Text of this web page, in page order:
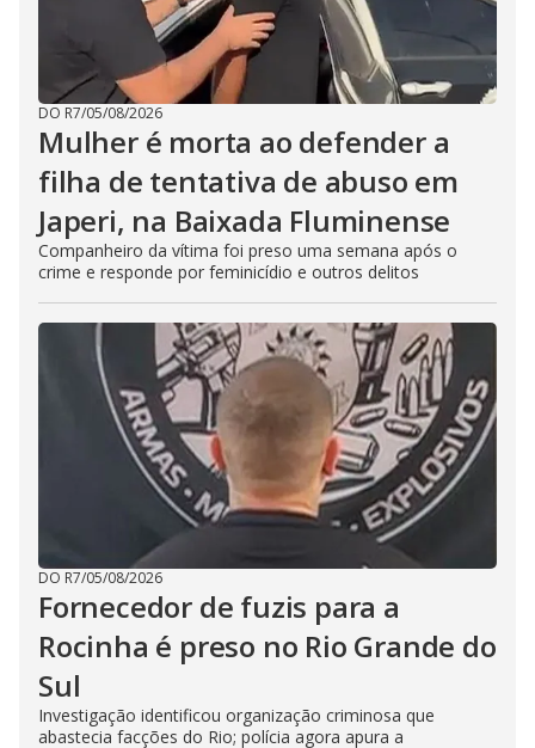
DO R7/05/08/2026
Mulher é morta ao defender a
filha de tentativa de abuso em
Japeri, na Baixada Fluminense
Companheiro da vítima foi preso uma semana após o
crime e responde por feminicídio e outros delitos
DO R7/05/08/2026
Fornecedor de fuzis para a
Rocinha é preso no Rio Grande do
Sul
Investigação identificou organização criminosa que
abastecia facções do Rio; polícia agora apura a